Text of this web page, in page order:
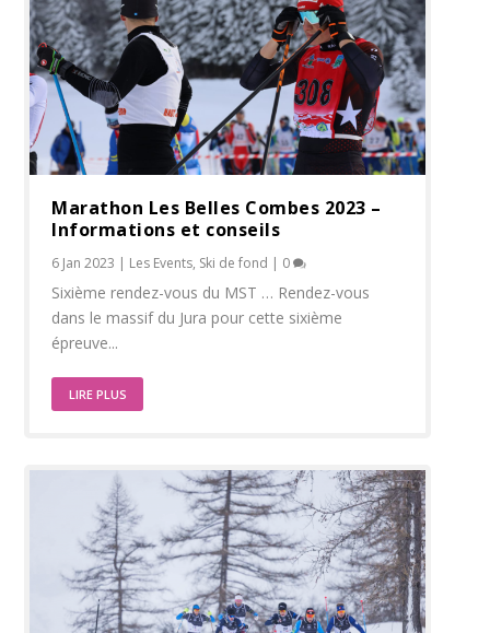
Marathon Les Belles Combes 2023 –
Informations et conseils
6 Jan 2023 | Les Events, Ski de fond | 0
Sixième rendez-vous du MST … Rendez-vous
dans le massif du Jura pour cette sixième
épreuve...
LIRE PLUS